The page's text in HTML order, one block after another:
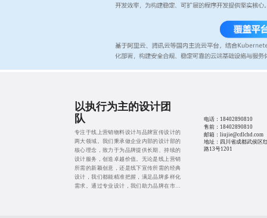
以执行为主的设计团
队
专注于线上营销物料设计与品牌宣传设计的
两大领域。我们秉承做企业内部的设计部的
核心理念，致力于为品牌提供长期、持续的
设计服务，创造卓越价值。无论是线上营销
所需的新颖创意，还是线下宣传所需的经典
设计，我们都能精准把握，满足品牌多样化
需求。通过专业设计，我们助力品牌在市场
电话： 18402890810
售前： 18402890810
邮箱：liujie@cdlchd.com
地址：四川省成都武侯区
路13号1201